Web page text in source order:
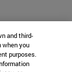
and third-
when you
purposes.